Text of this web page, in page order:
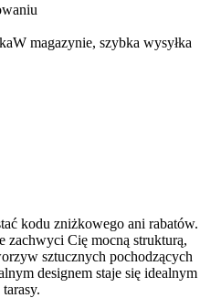
W magazynie, szybka wysyłka
kodu zniżkowego ani rabatów.
zachwyci Cię mocną strukturą,
sztucznych pochodzących
designem staje się idealnym